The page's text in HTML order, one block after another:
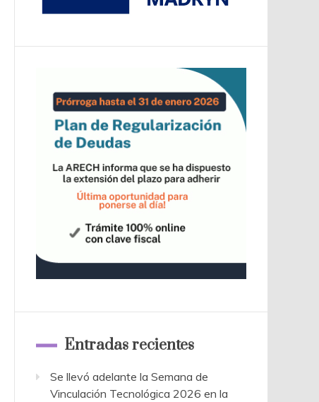
Entradas recientes
Se llevó adelante la Semana de
Vinculación Tecnológica 2026 en la